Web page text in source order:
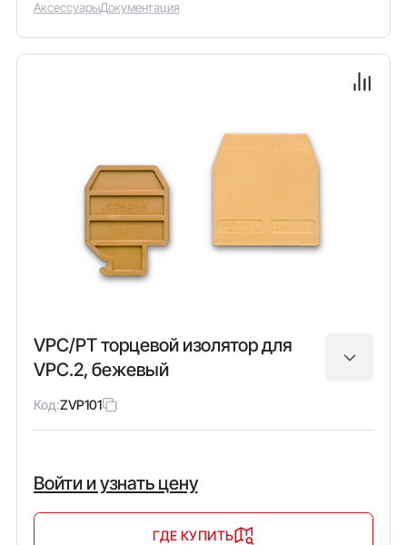
АксессуарыДокументация
VPC/PT торцевой изолятор для
VPC.2, бежевый
Код:ZVP101
Войти и узнать цену
ГДЕ КУПИТЬ